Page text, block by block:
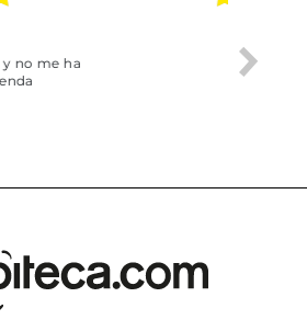
Todo bien